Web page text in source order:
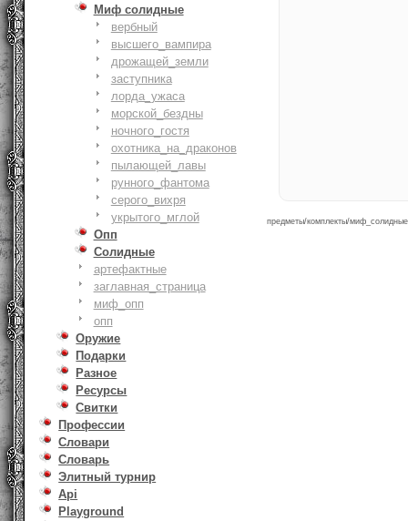
Миф солидные
вербный
высшего_вампира
дрожащей_земли
заступника
лорда_ужаса
морской_бездны
ночного_гостя
охотника_на_драконов
пылающей_лавы
рунного_фантома
серого_вихря
укрытого_мглой
Опп
Солидные
артефактные
заглавная_страница
миф_опп
опп
Оружие
Подарки
Разное
Ресурсы
Свитки
Профессии
Словари
Словарь
Элитный турнир
Api
Playground
предметы/комплекты/